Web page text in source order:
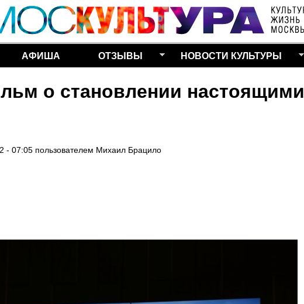
Перейти к основному
содержанию
АФИША ОТЗЫВЫ НОВОСТИ КУЛЬТУРЫ
о становлении настоящими
- 07:05 пользователем Михаил Брацило